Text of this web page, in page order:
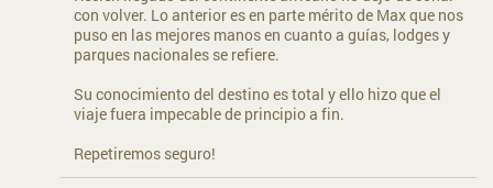
con volver. Lo anterior es en parte mérito de Max que nos
puso en las mejores manos en cuanto a guías, lodges y
parques nacionales se refiere.
Su conocimiento del destino es total y ello hizo que el
viaje fuera impecable de principio a fin.
Repetiremos seguro!